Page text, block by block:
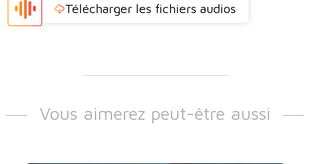
Télécharger les fichiers audios
Vous aimerez peut-être aussi